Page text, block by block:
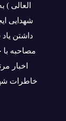
العالی
شهدایی
داشتن
مصاحبه
اخبار
خاطرات